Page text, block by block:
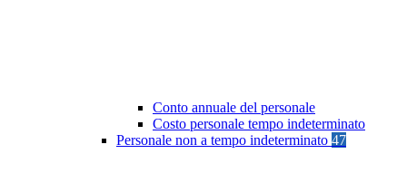
Conto annuale del personale
Costo personale tempo indeterminato
Personale non a tempo indeterminato 47